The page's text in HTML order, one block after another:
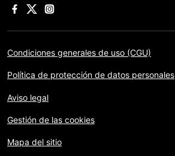
Condiciones generales de uso (CGU)
Política de protección de datos personales
Aviso legal
Gestión de las cookies
Mapa del sitio